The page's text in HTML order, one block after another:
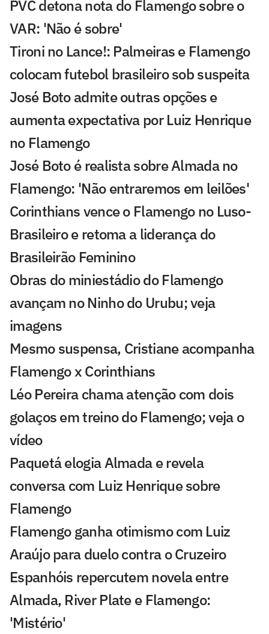
PVC detona nota do Flamengo sobre o
VAR: 'Não é sobre'
Tironi no Lance!: Palmeiras e Flamengo
colocam futebol brasileiro sob suspeita
José Boto admite outras opções e
aumenta expectativa por Luiz Henrique
no Flamengo
José Boto é realista sobre Almada no
Flamengo: 'Não entraremos em leilões'
Corinthians vence o Flamengo no Luso-
Brasileiro e retoma a liderança do
Brasileirão Feminino
Obras do miniestádio do Flamengo
avançam no Ninho do Urubu; veja
imagens
Mesmo suspensa, Cristiane acompanha
Flamengo x Corinthians
Léo Pereira chama atenção com dois
golaços em treino do Flamengo; veja o
vídeo
Paquetá elogia Almada e revela
conversa com Luiz Henrique sobre
Flamengo
Flamengo ganha otimismo com Luiz
Araújo para duelo contra o Cruzeiro
Espanhóis repercutem novela entre
Almada, River Plate e Flamengo:
'Mistério'